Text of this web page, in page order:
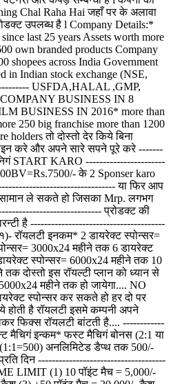
Chal Raha Hai जहाँ पर के अलावा
उपलब्ध है l Company Details:*
last 25 years Assets worth more
own branded products Company
shopees across India Government
in Indian stock exchange (NSE,
USFDA,HALAL ,GMP,
BUSINESS IN 8
BUSINESS IN 2016* more than
250 big franchise more than 1200
holders तो दोस्तो देर किये बिना
करे और अपने सारे सपने पूरे करे -------
START KARO -----------------------
के 2 Sponser karo
या फिर आप
ले सकते हो जिसका Mrp. लगभग
प्रोडक्ट की
है ---------------------------------------
रॉयलटी इनकम* 2 डायरेक्ट स्पोन्सर=
3000x24 महीने तक 6 डायरेक्ट
स्पोन्सर= 6000x24 महीने तक 10
दोस्तो इस रॉयल्टी प्लान को ध्यान से
महीने तक हो जायेगा.... NO
स्पोन्सर कर सकते हो हर दो पर
होती है रॉयलटी इसमे कम्पनी अपने
फिक्स रॉयलटी बांटती है.... ------------
मैचिगं इन्कम* फस्ट मैचिगं बोनस (2:1 या
अनलिमिटेड डैप्थ तक 500/-
दिन -------------------------------------
LIMIT (1) 10 पॉइंट मैच = 5,000/-